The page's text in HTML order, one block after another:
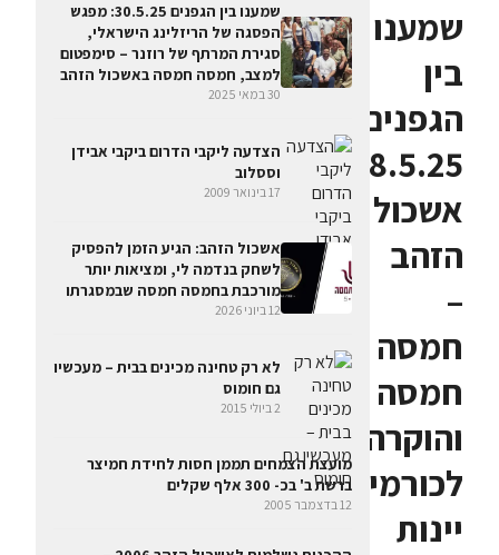
שמענו
בין
הגפנים
אשכול
הזהב
–
חמסה
חמסה
והוקרה
לכורמים,
יינות
שמענו בין הגפנים 30.5.25: מפגש
הפסגה של הריזלינג הישראלי,
סגירת המרתף של רוזנר – סימפטום
למצב, חמסה חמסה באשכול הזהב
30 במאי 2025
הצדעה ליקבי הדרום ביקבי אבידן
וססלוב
17 בינואר 2009
אשכול הזהב: הגיע הזמן להפסיק
לשחק בנדמה לי, ומציאות יותר
מורכבת בחמסה חמסה שבמסגרתו
12 ביוני 2026
לא רק טחינה מכינים בבית – מעכשיו
גם חומוס
2 ביולי 2015
מועצת הצמחים תממן חסות לחידת חמיצר
ברשת ב' בכ- 300 אלף שקלים
12 בדצמבר 2005